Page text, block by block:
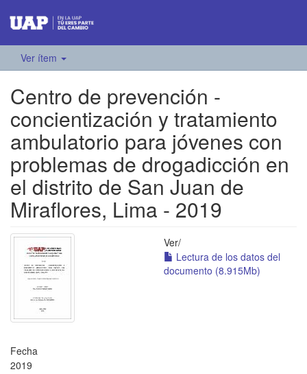
Ver ítem
Centro de prevención -
concientización y tratamiento
ambulatorio para jóvenes con
problemas de drogadicción en
el distrito de San Juan de
Miraflores, Lima - 2019
Ver/
Lectura de los datos del
documento (8.915Mb)
Fecha
2019